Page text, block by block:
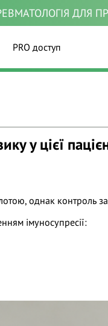
ДЛЯ
PRO доступ
у цієї
однак контроль
імуносупресії: